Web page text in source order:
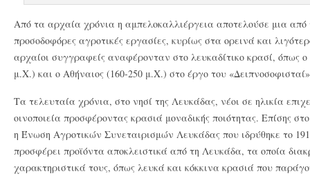
Από τα αρχαία χρόνια η αμπελοκαλλιέργεια αποτελούσε μια από
προσοδοφόρες αγροτικές εργασίες, κυρίως στα ορεινά και
αρχαίοι συγγραφείς αναφέρονταν στο λευκαδίτικο κρασί, όπως
μ.Χ.) και ο Αθήναιος (160-250 μ.Χ.) στο έργο του
Τα τελευταία χρόνια, στο νησί της Λευκάδας, νέοι σε ηλικία
οινοποιεία προσφέροντας κρασιά μοναδικής ποιότητας. Επίσης
η Ένωση Αγροτικών Συνεταιρισμών Λευκάδας που ιδρύθηκε το
προσφέρει προϊόντα αποκλειστικά από τη Λευκάδα, τα οποία
χαρακτηριστικά τους, όπως λευκά και κόκκινα κρασιά που